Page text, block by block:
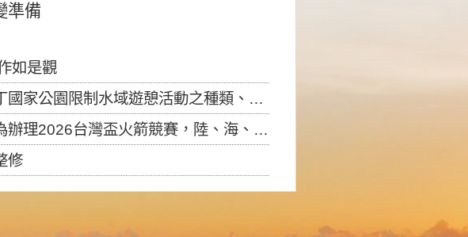
準備
如是觀
制水域遊憩活動之種類、範圍、時間及行為」，自即日生效。
盃火箭競賽，陸、海、空域警戒及協調相關事宜，因颱風備案事宜
修